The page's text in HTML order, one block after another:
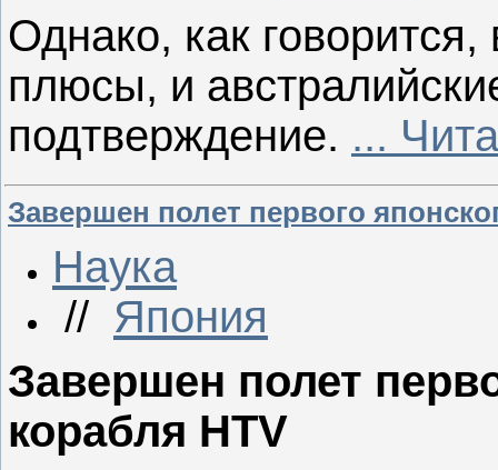
Однако, как
плюсы, и
подтверждение. ...
Завершен полет первого
Наука
// Япония
Завершен полет
корабля HTV